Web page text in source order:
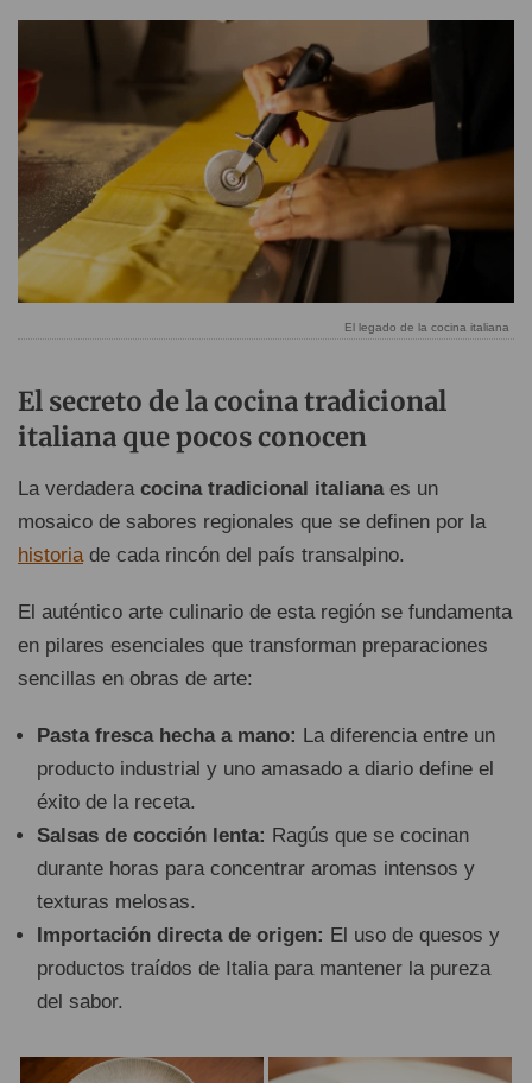
El legado de la cocina italiana
El secreto de la cocina tradicional
italiana que pocos conocen
La verdadera cocina tradicional italianaes un
mosaico de sabores regionales que se definen por la
historiade cada rincón del país transalpino.
El auténtico arte culinario de esta región se fundamenta
en pilares esenciales que transforman preparaciones
sencillas en obras de arte:
Pasta fresca hecha a mano: La diferencia entre un
producto industrial y uno amasado a diario define el
éxito de la receta.
Salsas de cocción lenta: Ragús que se cocinan
durante horas para concentrar aromas intensos y
texturas melosas.
Importación directa de origen: El uso de quesos y
productos traídos de Italia para mantener la pureza
del sabor.